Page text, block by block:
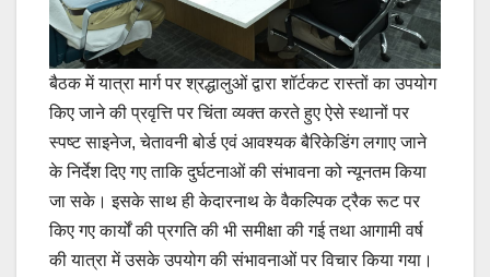
बैठक में यात्रा मार्ग पर श्रद्धालुओं द्वारा शॉर्टकट रास्तों का उपयोग
किए जाने की प्रवृत्ति पर चिंता व्यक्त करते हुए ऐसे स्थानों पर
स्पष्ट साइनेज, चेतावनी बोर्ड एवं आवश्यक बैरिकेडिंग लगाए जाने
के निर्देश दिए गए ताकि दुर्घटनाओं की संभावना को न्यूनतम किया
जा सके। इसके साथ ही केदारनाथ के वैकल्पिक ट्रैक रूट पर
किए गए कार्यों की प्रगति की भी समीक्षा की गई तथा आगामी वर्ष
की यात्रा में उसके उपयोग की संभावनाओं पर विचार किया गया।